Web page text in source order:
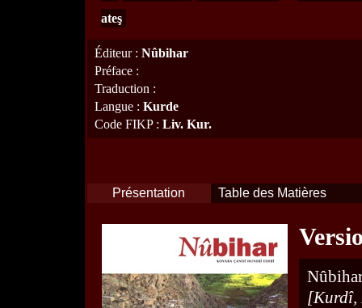
ateş
Éditeur: Nûbihar
Préface :
Traduction :
Langue : Kurde
Code FIKP: Liv. Kur.
Présentation Table des Matières
[Kurdî,